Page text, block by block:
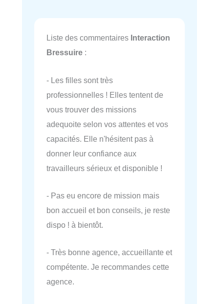
Liste des commentaires Interaction
Bressuire :
- Les filles sont très
professionnelles ! Elles tentent de
vous trouver des missions
adequoite selon vos attentes et vos
capacités. Elle n'hésitent pas à
donner leur confiance aux
travailleurs sérieux et disponible !
- Pas eu encore de mission mais
bon accueil et bon conseils, je reste
dispo ! à bientôt.
- Très bonne agence, accueillante et
compétente. Je recommandes cette
agence.